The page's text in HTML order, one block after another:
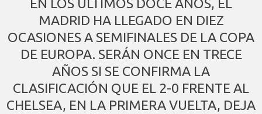
EN LOS ÚLTIMOS DOCE AÑOS, EL
MADRID HA LLEGADO EN DIEZ
OCASIONES A SEMIFINALES DE LA COPA
DE EUROPA. SERÁN ONCE EN TRECE
AÑOS SI SE CONFIRMA LA
CLASIFICACIÓN QUE EL 2-0 FRENTE AL
CHELSEA, EN LA PRIMERA VUELTA, DEJA